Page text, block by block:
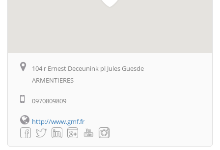
104 r Ernest Deceunink pl Jules Guesde
ARMENTIERES
0970809809
http://www.gmf.fr